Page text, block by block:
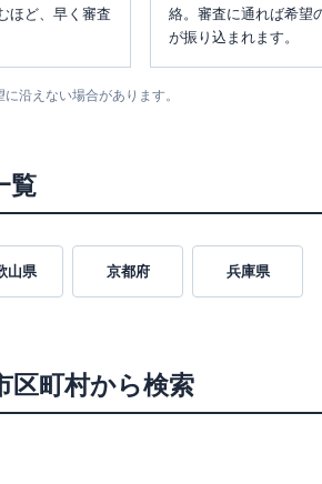
ほど、早く審査
絡。審査に通れば希望
が振り込まれます。
沿えない場合があります。
覧
山県 京都府 兵庫県
区町村から検索